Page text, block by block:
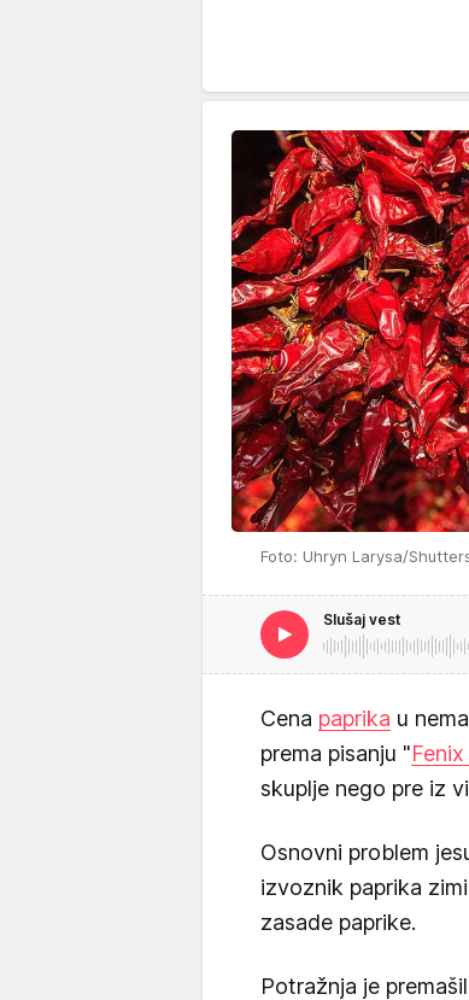
Foto: Uhryn Larysa/
Slušaj vest
Cena paprika u
prema pisanju "
skuplje nego pre iz
Osnovni problem
izvoznik paprika
zasade paprike.
Potražnja je